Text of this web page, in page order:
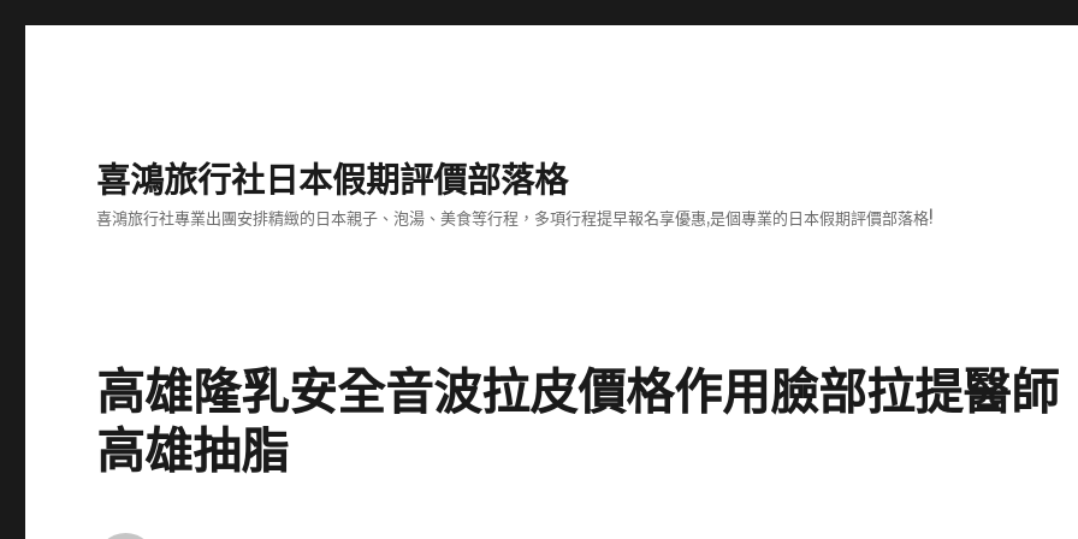
喜鴻旅行社日本假期評價部落格
喜鴻旅行社專業出團安排精緻的日本親子、泡湯、美食等行程，多項行程提早報名享優惠,是個專業的日本假期評價部落格!
高雄隆乳安全音波拉皮價格作用臉部拉提醫師
高雄抽脂